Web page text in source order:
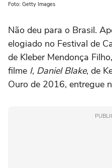
Foto: Getty Images
Não deu para o Brasil.
elogiado no Festival de
de Kleber Mendonça
filme I, Daniel Blake, de
Ouro de 2016, entregue